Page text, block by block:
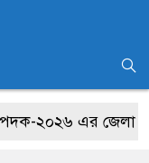
এর জেলা